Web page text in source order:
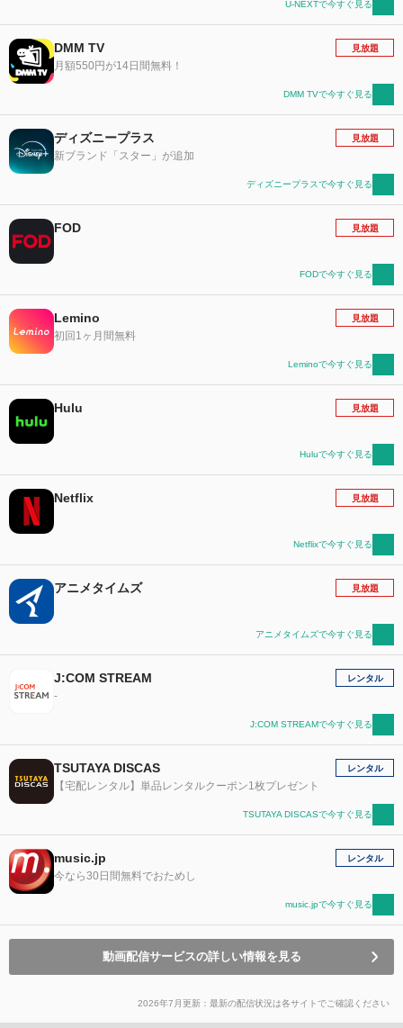
U-NEXTで今すぐ見る
DMM TV
月額550円が14日間無料！
見放題
DMM TVで今すぐ見る
ディズニープラス
新ブランド「スター」が追加
見放題
ディズニープラスで今すぐ見る
FOD 見放題
FODで今すぐ見る
Lemino
初回1ヶ月間無料
見放題
Leminoで今すぐ見る
Hulu 見放題
Huluで今すぐ見る
Netflix 見放題
Netflixで今すぐ見る
アニメタイムズ 見放題
アニメタイムズで今すぐ見る
J:COM STREAM
-
レンタル
J:COM STREAMで今すぐ見る
TSUTAYA DISCAS
【宅配レンタル】単品レンタルクーポン1枚プレゼント
レンタル
TSUTAYA DISCASで今すぐ見る
music.jp
今なら30日間無料でおためし
レンタル
music.jpで今すぐ見る
動画配信サービスの詳しい情報を見る
2026年7月更新：最新の配信状況は各サイトでご確認ください